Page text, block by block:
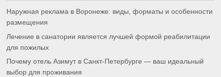
Наружная реклама в Воронеже: виды, форматы и особенности
размещения
Лечение в санатории является лучшей формой реабилитации
для пожилых
Почему отель Азимут в Санкт-Петербурге — ваш идеальный
выбор для проживания